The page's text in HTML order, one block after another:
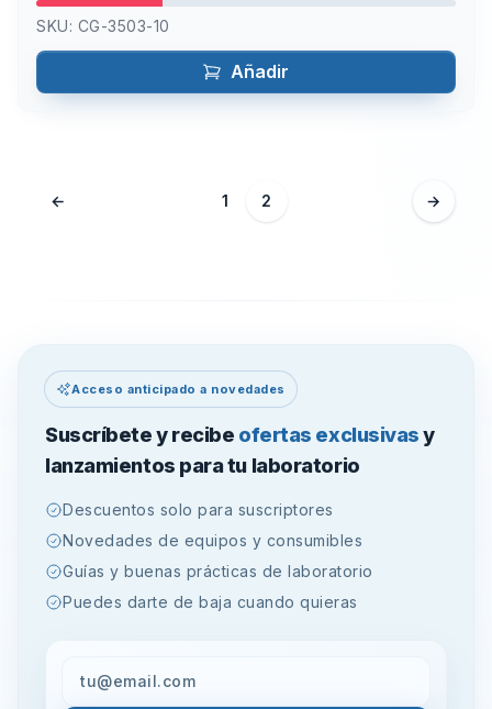
SKU: CG-3503-10
Añadir
← 1 2 →
Acceso anticipado a novedades
Suscríbete y recibe ofertas exclusivasy
lanzamientos para tu laboratorio
Descuentos solo para suscriptores
Novedades de equipos y consumibles
Guías y buenas prácticas de laboratorio
Puedes darte de baja cuando quieras